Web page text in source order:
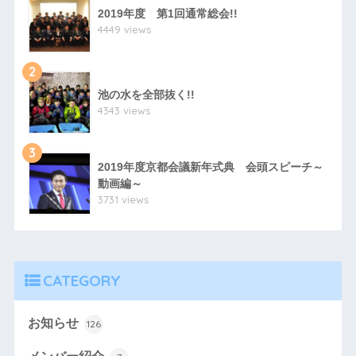
2019年度 第1回通常総会!!
4449 views
2
池の水を全部抜く!!
4343 views
3
2019年度京都会議新年式典 会頭スピーチ～
動画編～
3731 views
CATEGORY
お知らせ 126